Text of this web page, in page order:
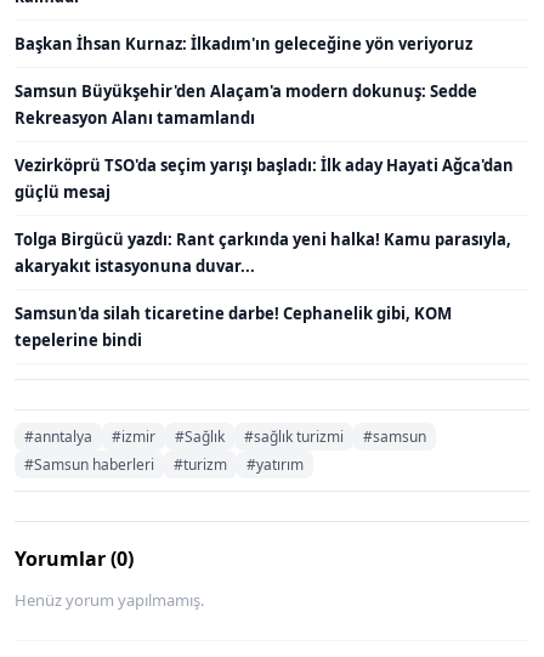
Başkan İhsan Kurnaz: İlkadım'ın geleceğine yön veriyoruz
Samsun Büyükşehir'den Alaçam'a modern dokunuş: Sedde
Rekreasyon Alanı tamamlandı
Vezirköprü TSO'da seçim yarışı başladı: İlk aday Hayati Ağca'dan
güçlü mesaj
Tolga Birgücü yazdı: Rant çarkında yeni halka! Kamu parasıyla,
akaryakıt istasyonuna duvar...
Samsun'da silah ticaretine darbe! Cephanelik gibi, KOM
tepelerine bindi
#anntalya #izmir #Sağlık #sağlık turizmi
#samsun
#Samsun haberleri
#turizm #yatırım
Yorumlar (0)
Henüz yorum yapılmamış.